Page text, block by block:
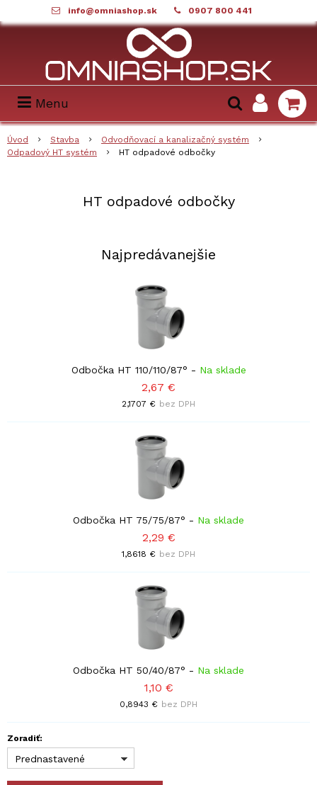
info@omniashop.sk 0907 800 441
Menu
Úvod Stavba
Odvodňovací a kanalizačný systém
Odpadový HT systém
HT odpadové odbočky
HT odpadové odbočky
Najpredávanejšie
Odbočka HT 110/110/87° - Na sklade
2,67 €
2,1707 € bez DPH
Odbočka HT 75/75/87° - Na sklade
2,29 €
1,8618 € bez DPH
Odbočka HT 50/40/87° - Na sklade
1,10 €
0,8943 € bez DPH
Zoradiť:
Prednastavené